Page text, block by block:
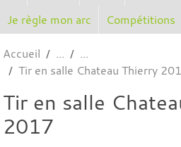
Je règle mon arc
Compétitions
Accueil
Tir en salle Chateau Thierry
Tir en salle
2017